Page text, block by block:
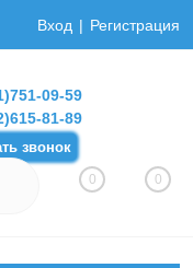
Вход Регистрация
09-59
81-89
звонок
0 0